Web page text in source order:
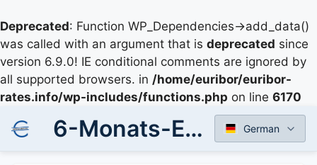
Deprecated: Function WP_Dependencies->add_data()
was called with an argument that is deprecated since
version 6.9.0! IE conditional comments are ignored by
all supported browsers. in /home/euribor/euribor-
rates.info/wp-includes/functions.php on line 6170
6-Monats-Euribor-Zinssatz German